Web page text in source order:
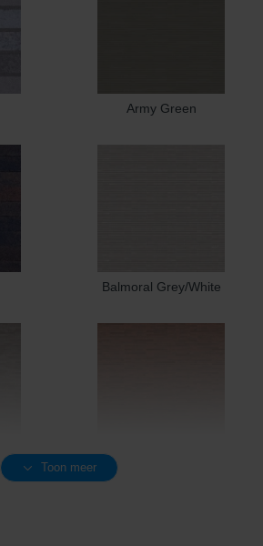
Army Green
Balmoral Grey/White
Toon meer